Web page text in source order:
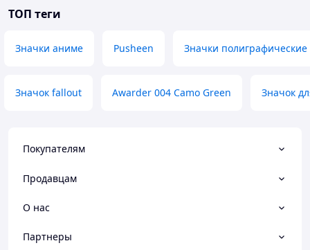
ТОП теги
Значки аниме Pusheen Значки полиграфические
Значок fallout Awarder 004 Camo Green Значок
Покупателям
Продавцам
О нас
Партнеры